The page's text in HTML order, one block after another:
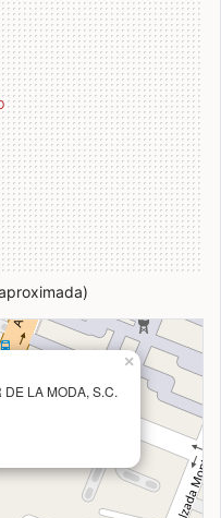
LA MODA, S.C.
×